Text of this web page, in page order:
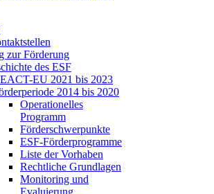
zur För­de­rung
des ESF
EU 2021 bis 2023
2014 bis 2020
Ope­ra­tio­nel­les
Pro­gramm
För­der­schwer­punk­te
ESF-För­der­pro­gram­me
Lis­te der Vor­ha­ben
Recht­li­che Grund­la­gen
Mo­ni­to­ring und
Eva­lu­ie­rung